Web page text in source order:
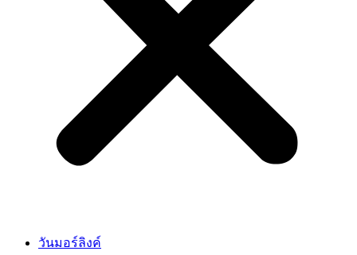
วันมอร์ลิงค์